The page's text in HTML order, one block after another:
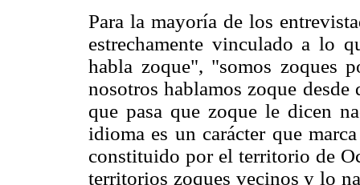
Para la mayoría de los
estrechamente vinculado a lo
habla zoque", "somos zoques
nosotros hablamos zoque
que pasa que zoque le dicen
idioma es un carácter que
constituido por el territorio de
territorios zoques vecinos y lo